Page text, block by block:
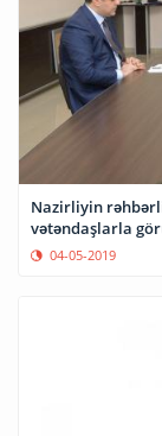
Nazirliyin
vətəndaşlarla
04-05-2019